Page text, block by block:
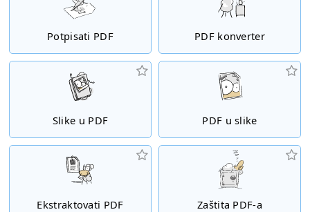
Potpisati PDF PDF konverter
Slike u PDF PDF u slike
Ekstraktovati PDF Zaštita PDF-a